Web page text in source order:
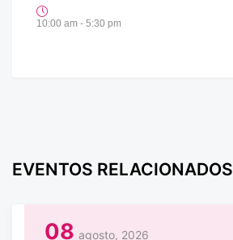
10:00 am - 5:30 pm
EVENTOS RELACIONADOS
08 agosto, 2026